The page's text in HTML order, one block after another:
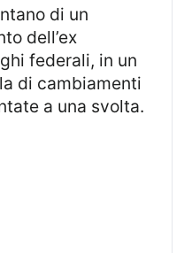
dell’ex
federali, in un
di cambiamenti
a una svolta.